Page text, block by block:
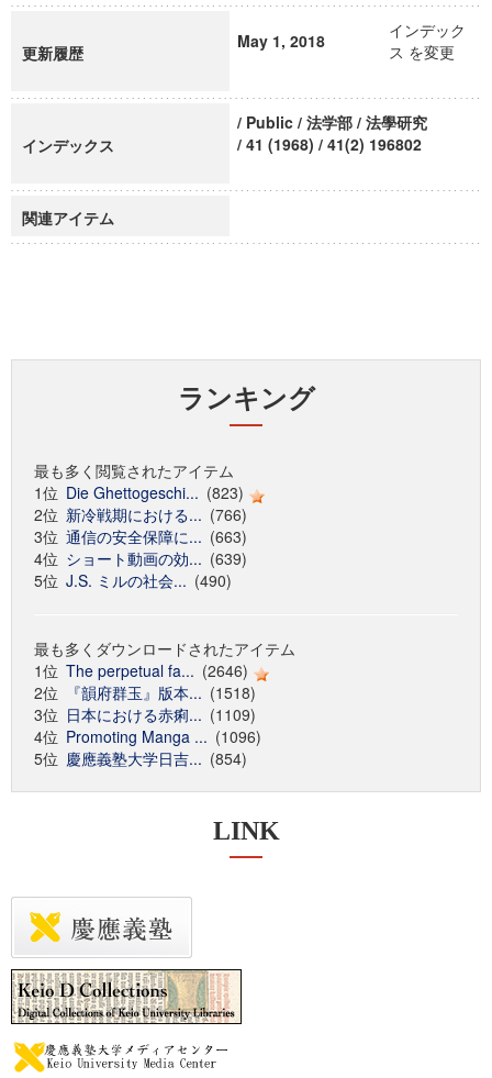
更新履歴
May 1, 2018
インデック
ス を変更
インデックス
/ Public / 法学部 / 法學研究
/ 41 (1968) / 41(2) 196802
関連アイテム
ランキング
最も多く閲覧されたアイテム
1位 Die Ghettogeschi... (823)
2位 新冷戦期における... (766)
3位 通信の安全保障に... (663)
4位 ショート動画の効... (639)
5位 J.S. ミルの社会... (490)
最も多くダウンロードされたアイテム
1位 The perpetual fa... (2646)
2位
『韻府群玉』版本... (1518)
3位 日本における赤痢... (1109)
4位 Promoting Manga ... (1096)
5位 慶應義塾大学日吉... (854)
LINK